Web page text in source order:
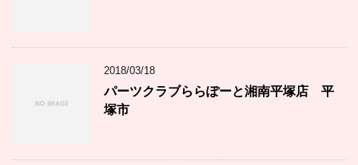
2018/03/18
パーツクラブららぽーと湘南平塚店 平
塚市